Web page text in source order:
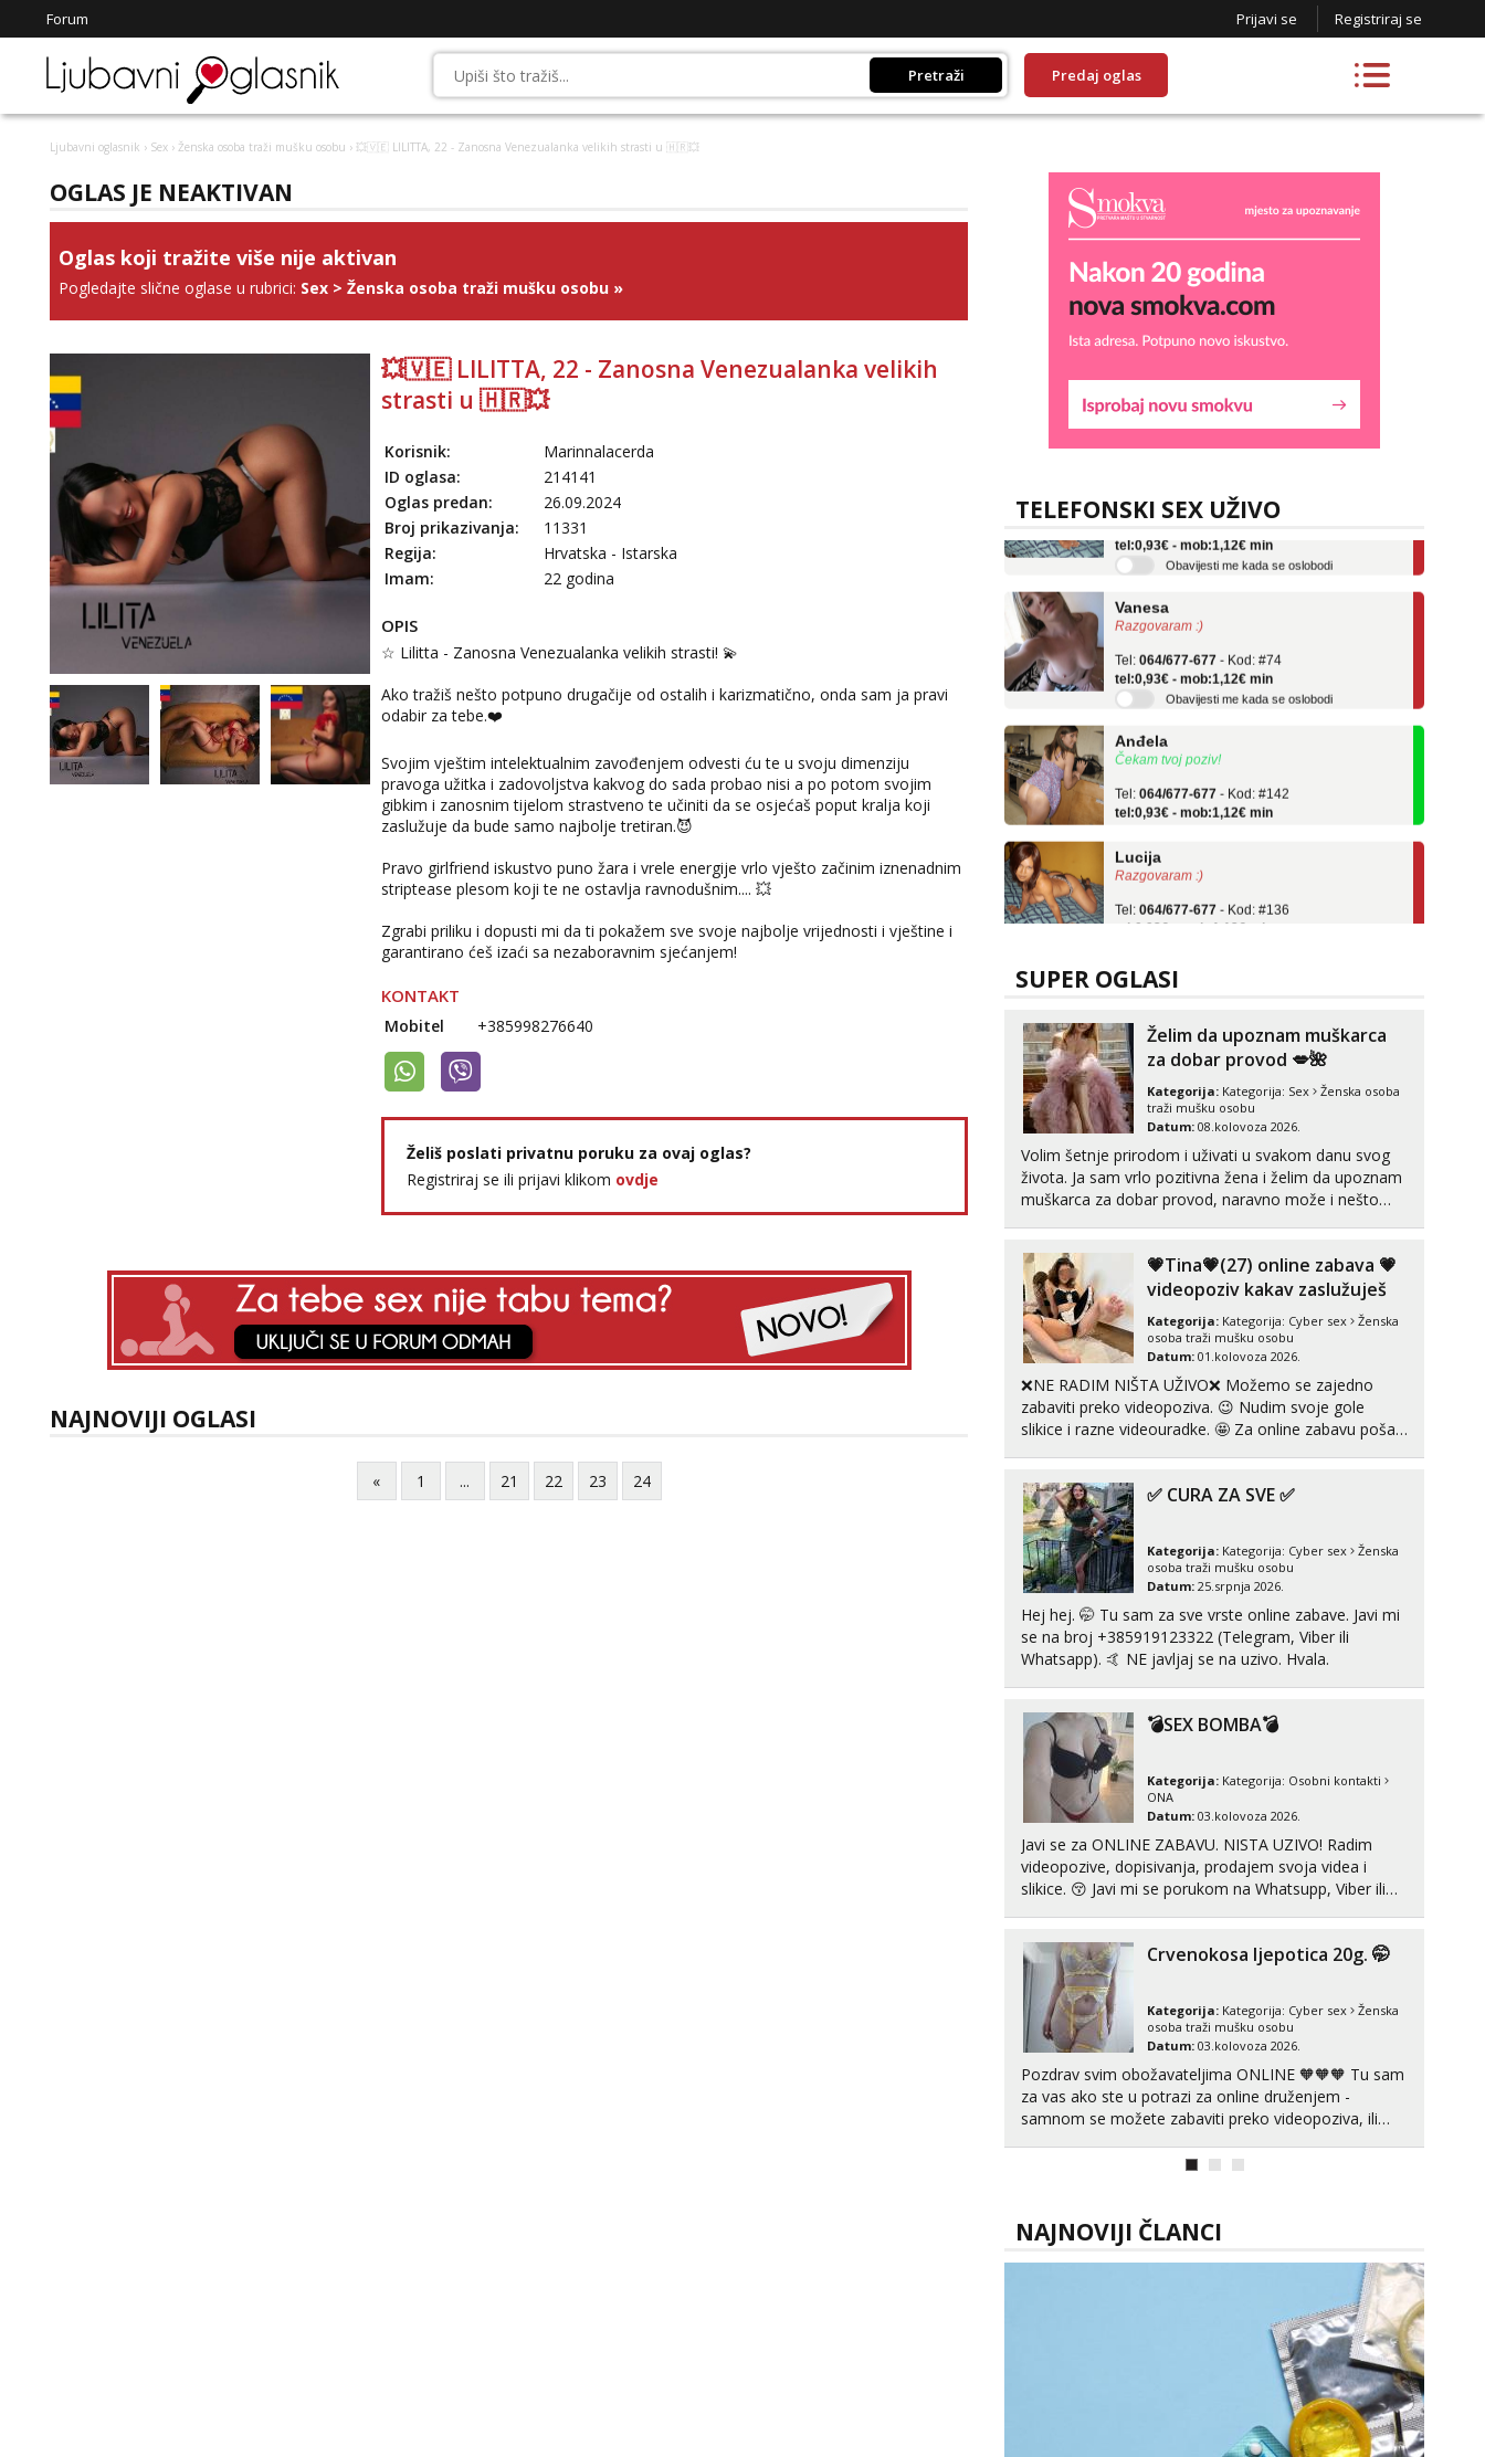
Forum Prijavi se Registriraj se
Pretraži Predaj oglas
Ljubavni oglasnik › Sex › Ženska osoba traži mušku osobu › 💥🇻🇪 LILITTA, 22 - Zanosna Venezualanka velikih strasti u 🇭🇷💥
OGLAS JE NEAKTIVAN
Oglas koji tražite više nije aktivan
Pogledajte slične oglase u rubrici: Sex > Ženska osoba traži mušku osobu »
💥🇻🇪 LILITTA, 22 - Zanosna Venezualanka velikih
strasti u 🇭🇷💥
Korisnik:
Marinnalacerda
ID oglasa:
214141
Oglas predan:
26.09.2024
Broj prikazivanja:
11331
Regija:
Hrvatska - Istarska
Imam:
22 godina
OPIS
☆ Lilitta - Zanosna Venezualanka velikih strasti! 💫
Ako tražiš nešto potpuno drugačije od ostalih i karizmatično, onda sam ja pravi
odabir za tebe.❤️
Svojim vještim intelektualnim zavođenjem odvesti ću te u svoju dimenziju
pravoga užitka i zadovoljstva kakvog do sada probao nisi a po potom svojim
gibkim i zanosnim tijelom strastveno te učiniti da se osjećaš poput kralja koji
zaslužuje da bude samo najbolje tretiran.😈
Pravo girlfriend iskustvo puno žara i vrele energije vrlo vješto začinim iznenadnim
striptease plesom koji te ne ostavlja ravnodušnim.... 💥
Zgrabi priliku i dopusti mi da ti pokažem sve svoje najbolje vrijednosti i vještine i
garantirano ćeš izaći sa nezaboravnim sjećanjem!
KONTAKT
Mobitel +385998276640
Želiš poslati privatnu poruku za ovaj oglas?
Registriraj se ili prijavi klikom ovdje
NAJNOVIJI OGLASI
« 1 ... 21 22 23 24
TELEFONSKI SEX UŽIVO
Tel:064/677-677
- Kod: #136
Obavijesti me kada se oslobodi
Razgovaram :)
tel:0,93€ - mob:1,12€ min
Obavijesti me kada se oslobodi
Čekam tvoj poziv!
tel:0,93€ - mob:1,12€ min
Razgovaram :)
tel:0,93€ - mob:1,12€ min
Vanesa
Razgovaram :)
Tel: 064/677-677
tel:0,93€ - mob:1,12€ min
Obavijesti me kada se oslobodi
Anđela
Čekam tvoj poziv!
Tel:064/677-677- Kod: #142
tel:0,93€ - mob:1,12€ min
SUPER OGLASI
Želim da upoznam muškarca
za dobar provod 💋🌺
Kategorija: Kategorija: Sex
Ženska osoba
traži mušku osobu
Datum: 08.kolovoza 2026.
Volim šetnje prirodom i uživati u svakom danu svog
života. Ja sam vrlo pozitivna žena i želim da upoznam
muškarca za dobar provod, naravno može i nešto
💗Tina💗(27) online zabava 💗
videopoziv kakav zaslužuješ
Kategorija: Kategorija: Cyber sex
Ženska
osoba traži mušku osobu
Datum: 01.kolovoza 2026.
❌NE RADIM NIŠTA UŽIVO❌ Možemo se zajedno
zabaviti preko videopoziva. 😉 Nudim svoje gole
slikice i razne videouradke. 🤩 Za online zabavu pošalji
vidjeti na videopozivu. 😉 S vama sam vec 5 ...
✅ CURA ZA SVE ✅
Kategorija: Kategorija: Cyber sex
Ženska
osoba traži mušku osobu
Datum: 25.srpnja 2026.
Hej hej. 🤭 Tu sam za sve vrste online zabave. Javi mi
se na broj +385919123322 (Telegram, Viber ili
Whatsapp). 🤙 NE javljaj se na uzivo. Hvala.
💣SEX BOMBA💣
Kategorija: Kategorija: Osobni kontakti
ONA
Datum: 03.kolovoza 2026.
Javi se za ONLINE ZABAVU. NISTA UZIVO! Radim
videopozive, dopisivanja, prodajem svoja videa i
slikice. 😚 Javi mi se porukom na Whatsupp, Viber ili
Crvenokosa ljepotica 20g. 🤭
Kategorija: Kategorija: Cyber sex
Ženska
osoba traži mušku osobu
Datum: 03.kolovoza 2026.
Pozdrav svim obožavateljima ONLINE 🧡🧡🧡 Tu sam
za vas ako ste u potrazi za online druženjem -
samnom se možete zabaviti preko videopoziva, ili
kolegicama, svaka je drugačija 😉 Radim i vruća
NAJNOVIJI ČLANCI